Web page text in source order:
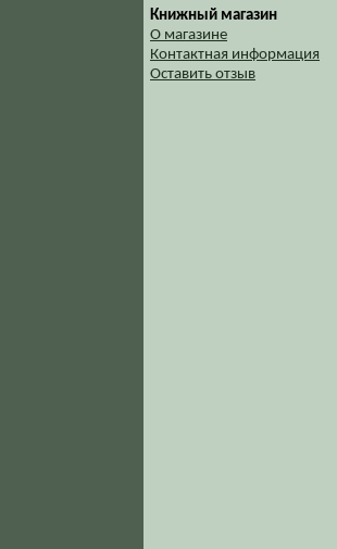
Книжный магазин
О магазине
Контактная информация
Оставить отзыв